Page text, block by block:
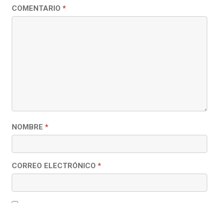
COMENTARIO *
NOMBRE *
CORREO ELECTRÓNICO *